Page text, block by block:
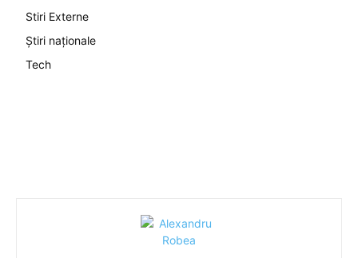
Stiri Externe
Știri naționale
Tech